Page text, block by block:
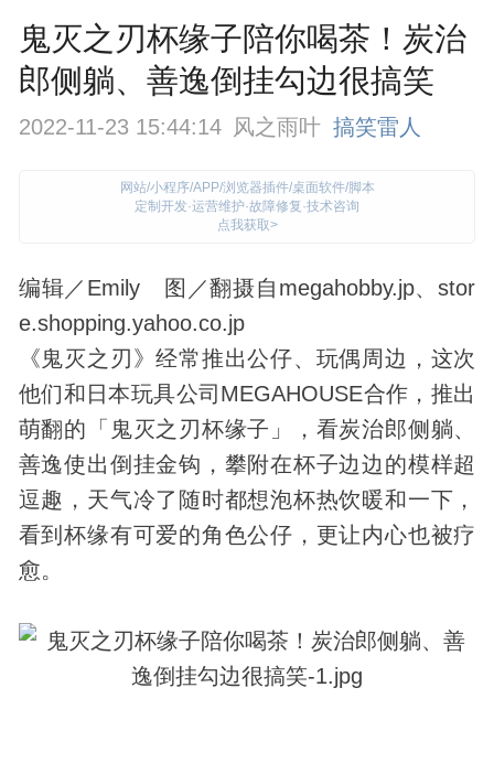
鬼灭之刃杯缘子陪你喝茶！炭治
郎侧躺、善逸倒挂勾边很搞笑
2022-11-23 15:44:14 风之雨叶 搞笑雷人
网站/小程序/APP/浏览器插件/桌面软件/脚本
定制开发·运营维护·故障修复·技术咨询
点我获取>
编辑／Emily 图／翻摄自megahobby.jp、stor
e.shopping.yahoo.co.jp
《鬼灭之刃》经常推出公仔、玩偶周边，这次
他们和日本玩具公司MEGAHOUSE合作，推出
萌翻的「鬼灭之刃杯缘子」，看炭治郎侧躺、
善逸使出倒挂金钩，攀附在杯子边边的模样超
逗趣，天气冷了随时都想泡杯热饮暖和一下，
看到杯缘有可爱的角色公仔，更让内心也被疗
愈。